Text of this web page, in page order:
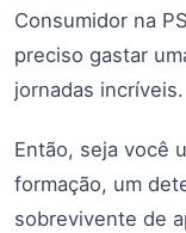
Consumidor na
preciso gastar
jornadas incríveis.
Então, seja você
formação, um
sobrevivente de